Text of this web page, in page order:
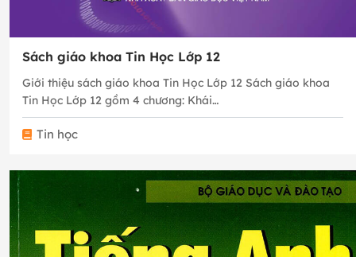
Sách giáo khoa Tin Học Lớp 12
Giới thiệu sách giáo khoa Tin Học Lớp 12 Sách giáo khoa
Tin Học Lớp 12 gồm 4 chương: Khái…
Tin học